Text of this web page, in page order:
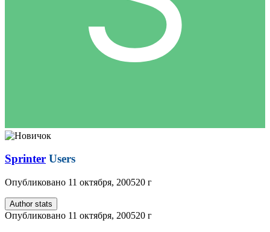
Sprinter Users
Опубликовано 11 октября, 200520 г
Author stats
Опубликовано 11 октября, 200520 г